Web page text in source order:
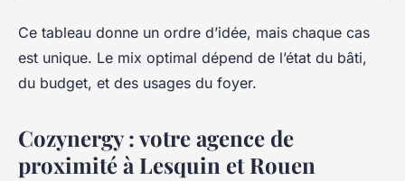
Ce tableau donne un ordre d’idée, mais chaque cas
est unique. Le mix optimal dépend de l’état du bâti,
du budget, et des usages du foyer.
Cozynergy : votre agence de
proximité à Lesquin et Rouen